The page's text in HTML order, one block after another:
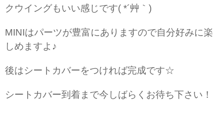
クウイングもいい感じです( *´艸｀)
MINIはパーツが豊富にありますので自分好みに楽
しめますよ♪
後はシートカバーをつければ完成です☆
シートカバー到着まで今しばらくお待ち下さい！